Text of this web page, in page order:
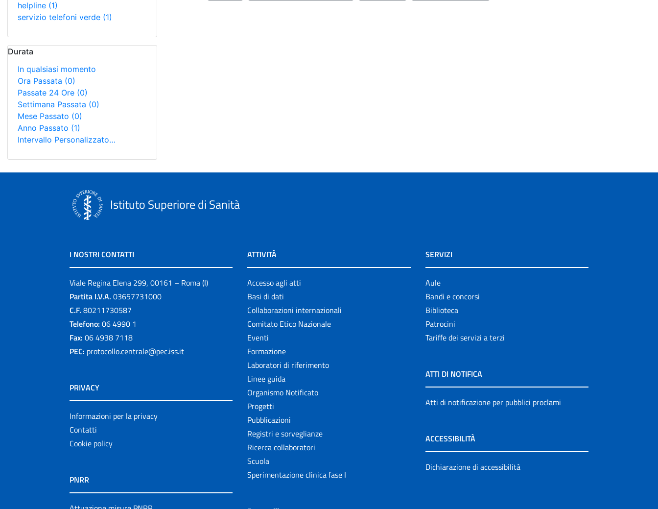
helpline (1)
servizio telefoni verde (1)
Durata
In qualsiasi momento
Ora Passata (0)
Passate 24 Ore (0)
Settimana Passata (0)
Mese Passato (0)
Anno Passato (1)
Intervallo Personalizzato…
Istituto Superiore di Sanità
I NOSTRI CONTATTI
Viale Regina Elena 299, 00161 – Roma (I)
Partita I.V.A. 03657731000
C.F. 80211730587
Telefono: 06 4990 1
Fax: 06 4938 7118
PEC: protocollo.centrale@pec.iss.it
PRIVACY
Informazioni per la privacy
Contatti
Cookie policy
PNRR
ATTIVITÀ
Accesso agli atti
Basi di dati
Collaborazioni internazionali
Comitato Etico Nazionale
Eventi
Formazione
Laboratori di riferimento
Linee guida
Organismo Notificato
Progetti
Pubblicazioni
Registri e sorveglianze
Ricerca collaboratori
Scuola
Sperimentazione clinica fase I
SERVIZI
Aule
Bandi e concorsi
Biblioteca
Patrocini
Tariffe dei servizi a terzi
ATTI DI NOTIFICA
Atti di notificazione per pubblici proclami
ACCESSIBILITÀ
Dichiarazione di accessibilità